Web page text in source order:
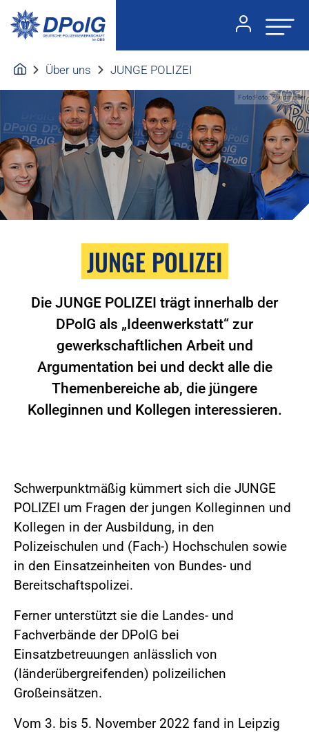
Über uns JUNGE POLIZEI
Foto:Foto: Windmüller
JUNGE POLIZEI
Die JUNGE POLIZEI trägt innerhalb der
DPolG als „Ideenwerkstatt“ zur
gewerkschaftlichen Arbeit und
Argumentation bei und deckt alle die
Themenbereiche ab, die jüngere
Kolleginnen und Kollegen interessieren.
Schwerpunktmäßig kümmert sich die JUNGE
POLIZEI um Fragen der jungen Kolleginnen und
Kollegen in der Ausbildung, in den
Polizeischulen und (Fach-) Hochschulen sowie
in den Einsatzeinheiten von Bundes- und
Bereitschaftspolizei.
Ferner unterstützt sie die Landes- und
Fachverbände der DPolG bei
Einsatzbetreuungen anlässlich von
(länderübergreifenden) polizeilichen
Großeinsätzen.
Vom 3. bis 5. November 2022 fand in Leipzig